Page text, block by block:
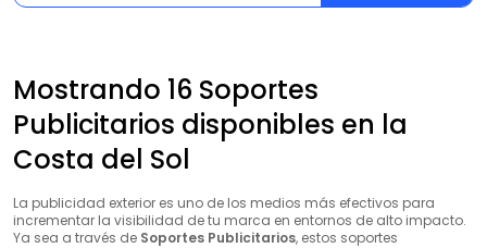
Mostrando 16 Soportes
Publicitarios disponibles en la
Costa del Sol
La publicidad exterior es uno de los medios más efectivos para
incrementar la visibilidad de tu marca en entornos de alto impacto.
Ya sea a través de Soportes Publicitarios, estos soportes